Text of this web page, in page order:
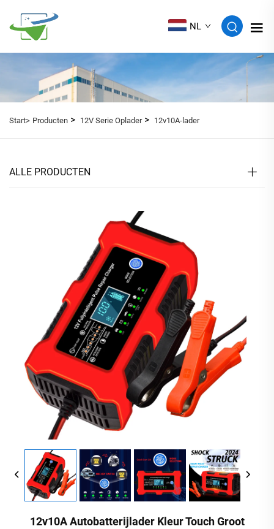
NL
Start> Producten > 12V Serie Oplader> 12v10A-lader
ALLE PRODUCTEN
12v10A Autobatterijlader Kleur Touch Groot